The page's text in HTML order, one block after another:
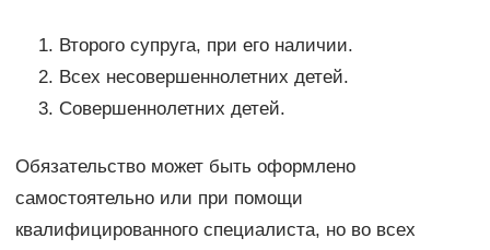
Второго супруга, при его наличии.
Всех несовершеннолетних детей.
Совершеннолетних детей.
Обязательство может быть оформлено
самостоятельно или при помощи
квалифицированного специалиста, но во всех